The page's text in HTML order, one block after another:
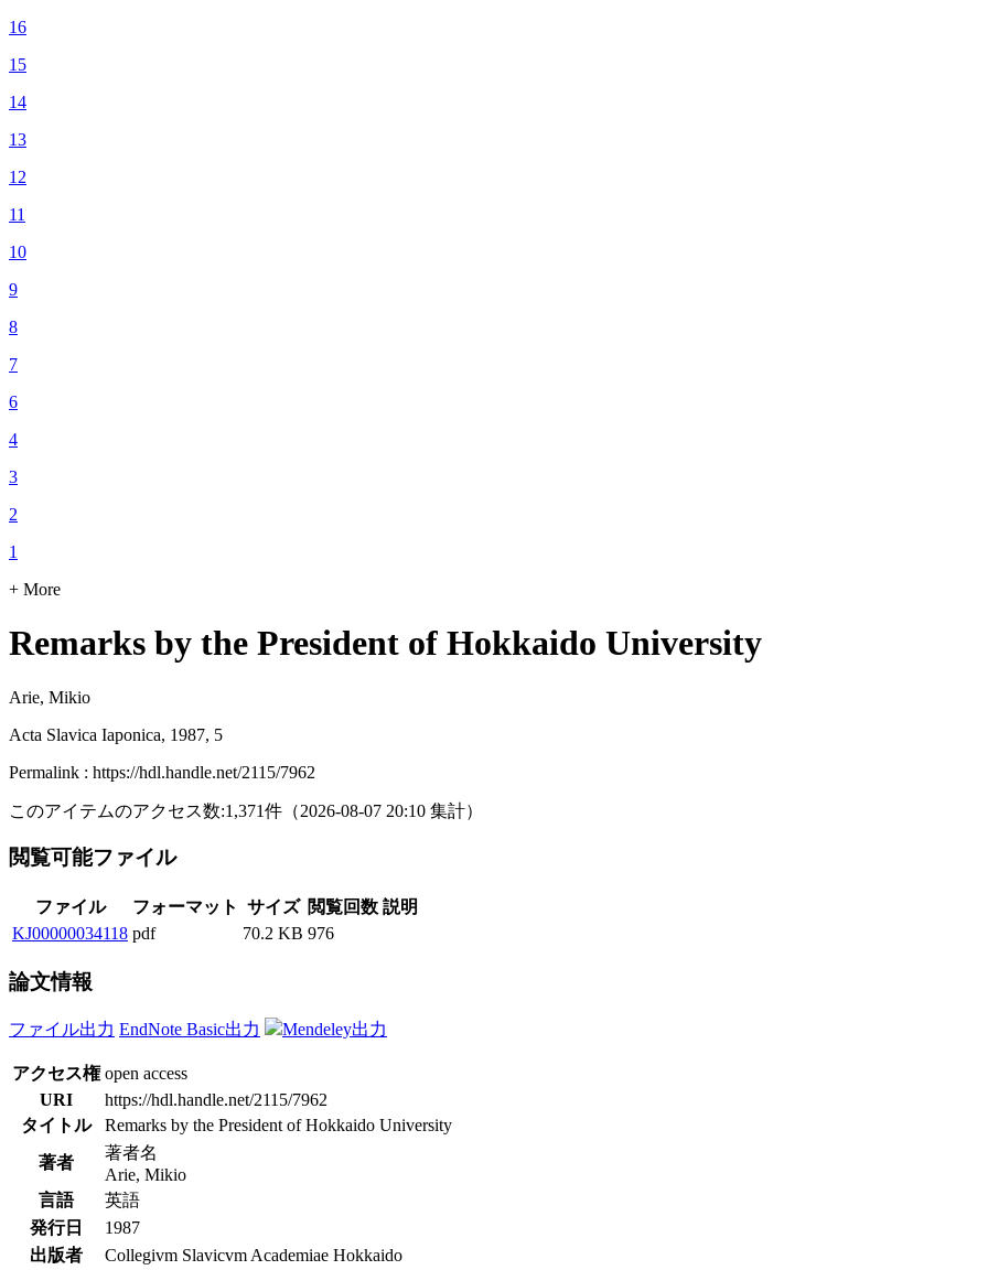
16
15
14
13
12
11
10
9
8
7
6
4
3
2
1
+ More
Remarks by the President of Hokkaido University
Arie, Mikio
Acta Slavica Iaponica, 1987, 5
Permalink : https://hdl.handle.net/2115/7962
このアイテムのアクセス数:1,371件 （2026-08-07 20:10 集計）
閲覧可能ファイル
ファイル フォーマット サイズ 閲覧回数 説明
KJ00000034118 pdf 70.2 KB 976
論文情報
ファイル出力 EndNote Basic出力 Mendeley出力
アクセス権 open access
URI
https://hdl.handle.net/2115/7962
タイトル
Remarks by the President of Hokkaido University
著者
著者名
Arie, Mikio
言語
英語
発行日
1987
出版者
Collegivm Slavicvm Academiae Hokkaido